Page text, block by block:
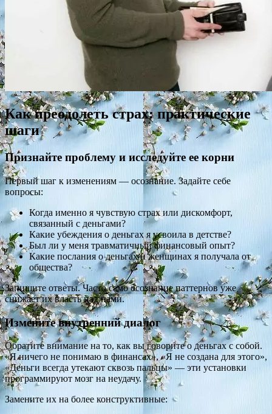
Как преодолеть страх: практические
шаги
Признайте проблему и исследуйте ее корни
Первый шаг к изменениям — осознание. Задайте себе
вопросы:
Когда именно я чувствую страх или дискомфорт,
связанный с деньгами?
Какие убеждения о деньгах я усвоила в детстве?
Был ли у меня травматичный финансовый опыт?
Какие послания о деньгах и женщинах я получала от
общества?
Запишите ответы. Часто само осознание паттернов уже
снижает их власть над нами.
Измените внутренний диалог
Обратите внимание на то, как вы говорите о деньгах с собой.
«Я ничего не понимаю в финансах», «Я не создана для этого»,
«Деньги всегда утекают сквозь пальцы» — эти установки
программируют мозг на неудачу.
Замените их на более конструктивные: